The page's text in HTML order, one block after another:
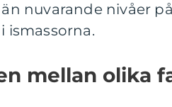
nuvarande nivåer
ismassorna.
mellan olika